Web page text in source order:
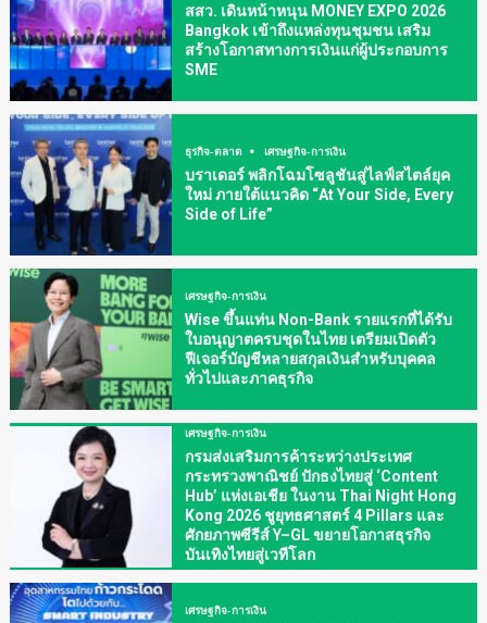
สสว. เดินหน้าหนุน MONEY EXPO 2026
Bangkok เข้าถึงแหล่งทุนชุมชน เสริม
สร้างโอกาสทางการเงินแก่ผู้ประกอบการ
SME
ธุรกิจ-ตลาด เศรษฐกิจ-การเงิน
บราเดอร์ พลิกโฉมโซลูชันสู่ไลฟ์สไตล์ยุค
ใหม่ ภายใต้แนวคิด “At Your Side, Every
Side of Life”
เศรษฐกิจ-การเงิน
Wise ขึ้นแท่น Non-Bank รายแรกที่ได้รับ
ใบอนุญาตครบชุดในไทย เตรียมเปิดตัว
ฟีเจอร์บัญชีหลายสกุลเงินสำหรับบุคคล
ทั่วไปและภาคธุรกิจ
เศรษฐกิจ-การเงิน
กรมส่งเสริมการค้าระหว่างประเทศ
กระทรวงพาณิชย์ ปักธงไทยสู่ ‘Content
Hub’ แห่งเอเชีย ในงาน Thai Night Hong
Kong 2026 ชูยุทธศาสตร์ 4 Pillars และ
ศักยภาพซีรีส์ Y–GL ขยายโอกาสธุรกิจ
บันเทิงไทยสู่เวทีโลก
เศรษฐกิจ-การเงิน